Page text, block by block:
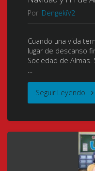
版
to
君
の
La
del
de
Por DengekiV2
Cuando una vida
lugar de descanso
Sociedad de Almas.
…
Seguir Leyendo
1: